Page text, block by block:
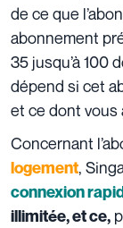
de ce que
abonnement
35 jusqu’à 100
dépend si cet
et ce dont vous
Concernant
logement,
connexion
illimitée, et ce,